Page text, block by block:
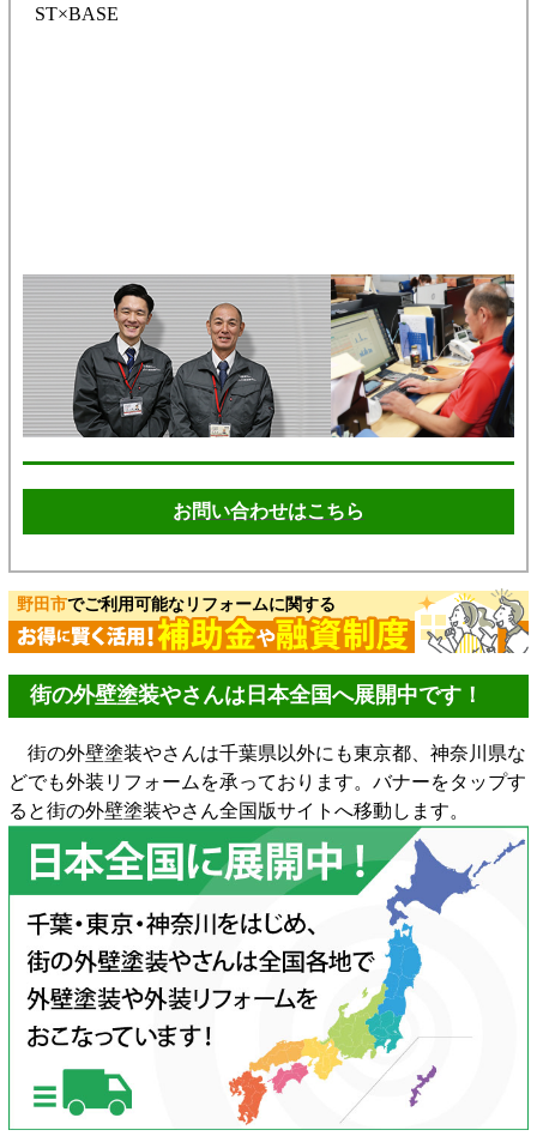
ST×BASE
お問い合わせはこちら
野田市でご利用可能なリフォームに関する
街の外壁塗装やさんは日本全国へ展開中です！
街の外壁塗装やさんは千葉県以外にも東京都、神奈川県な
どでも外装リフォームを承っております。バナーをタップす
ると街の外壁塗装やさん全国版サイトへ移動します。